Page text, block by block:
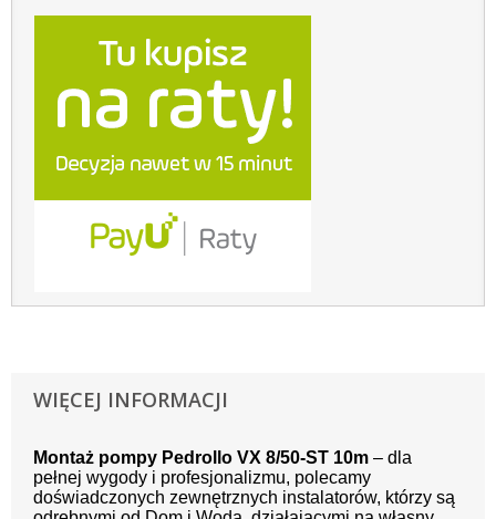
WIĘCEJ INFORMACJI
Montaż pompy Pedrollo VX 8/50-ST 10m – dla
pełnej wygody i profesjonalizmu, polecamy
doświadczonych zewnętrznych instalatorów, którzy są